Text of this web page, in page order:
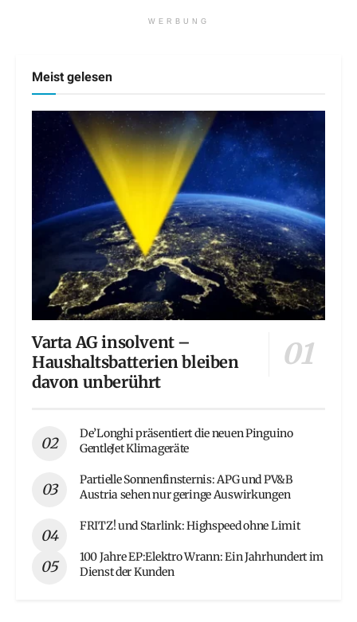
WERBUNG
Meist gelesen
Varta AG insolvent –
Haushaltsbatterien bleiben
davon unberührt
De’Longhi präsentiert die neuen Pinguino
GentleJet Klimageräte
Partielle Sonnenfinsternis: APG und PV&B
Austria sehen nur geringe Auswirkungen
FRITZ! und Starlink: Highspeed ohne Limit
100 Jahre EP:Elektro Wrann: Ein Jahrhundert im
Dienst der Kunden